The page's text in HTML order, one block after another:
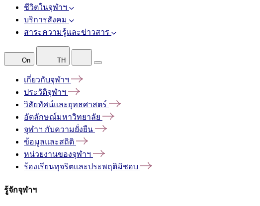
ชีวิตในจุฬาฯ
บริการสังคม
สาระความรู้และข่าวสาร
On TH
เกี่ยวกับจุฬาฯ
ประวัติจุฬาฯ
วิสัยทัศน์และยุทธศาสตร์
อัตลักษณ์มหาวิทยาลัย
จุฬาฯ กับความยั่งยืน
ข้อมูลและสถิติ
หน่วยงานของจุฬาฯ
ร้องเรียนทุจริตและประพฤติมิชอบ
รู้จักจุฬาฯ